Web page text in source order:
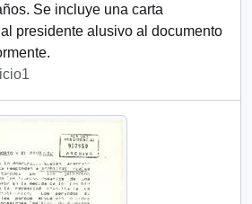
Se incluye una carta
presidente alusivo al documento